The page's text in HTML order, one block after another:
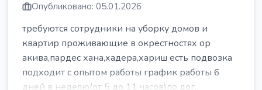
Опубликовано: 05.01.2026
требуются сотрудники на уборку домов и
квартир проживающие в окрестностях ор
акива,пардес хана,хадера,хариш есть подвозка
подходит с опытом работы график работы 6
дней в неделю(от 5 до 11 часов)по дог...